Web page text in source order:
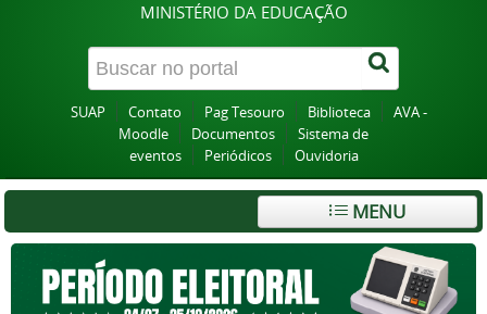
Legislação
Canais
MINISTÉRIO DA EDUCAÇÃO
SUAP Contato Pag Tesouro Biblioteca
AVA -
Moodle
Documentos
Sistema de
eventos
Periódicos Ouvidoria
MENU